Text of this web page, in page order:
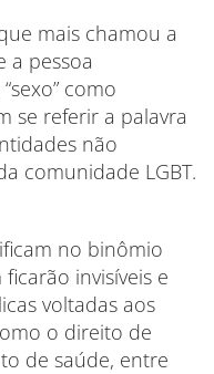
mais chamou a
a pessoa
como
se referir a palavra
não
comunidade LGBT.
no binômio
invisíveis e
voltadas aos
o direito de
de saúde, entre